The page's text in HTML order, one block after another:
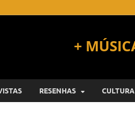
RESENHAS CULTURA